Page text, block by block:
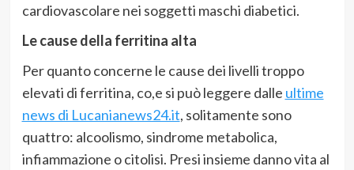
cardiovascolare nei soggetti maschi diabetici.
Le cause della ferritina alta
Per quanto concerne le cause dei livelli troppo
elevati di ferritina, co,e si può leggere dalle ultime
news di Lucanianews24.it, solitamente sono
quattro: alcoolismo, sindrome metabolica,
infiammazione o citolisi. Presi insieme danno vita al